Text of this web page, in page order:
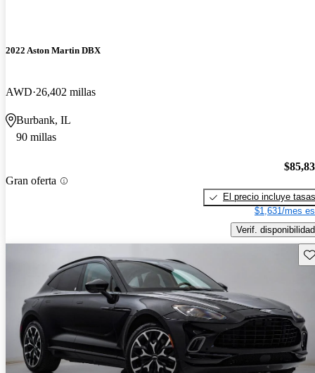
2022 Aston Martin DBX
AWD 26,402 millas
Burbank, IL
90 millas
Gran oferta
El precio incluye tasas
$1,631/mes
Verif. disponibilidad